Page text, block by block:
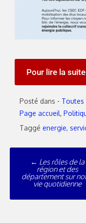
Pour lire la
Posté dans - Toutes
Page accueil,
Taggé energie,
← Les rôles de la
région et des
département sur
vie quotidienne